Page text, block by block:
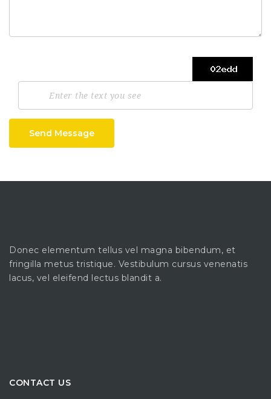
Send Message
Donec elementum tellus vel magna bibendum, et
fringilla metus tristique. Vestibulum cursus venenatis
lacus, vel eleifend lectus blandit a.
CONTACT US